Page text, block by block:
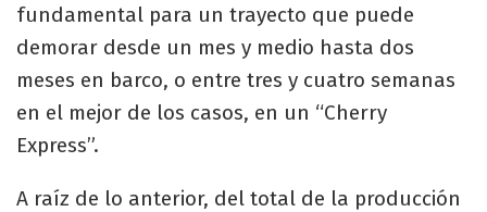
fundamental para un trayecto que puede
demorar desde un mes y medio hasta dos
meses en barco, o entre tres y cuatro semanas
en el mejor de los casos, en un “Cherry
Express”.
A raíz de lo anterior, del total de la producción